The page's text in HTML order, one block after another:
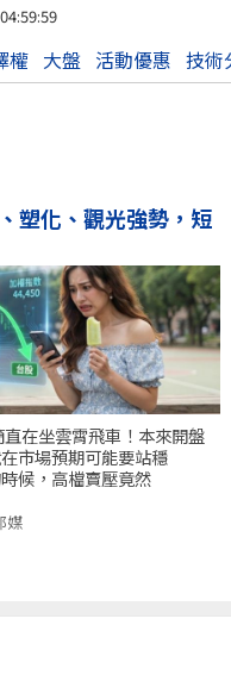
04:59:59
權 大盤 活動優惠 技術
塑化、觀光強勢，短
在坐雲霄飛車！本來開盤
市場預期可能要站穩
候，高檔賣壓竟然
媒